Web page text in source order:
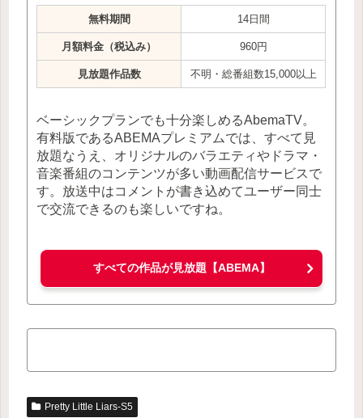
無料期間 14日間
月額料金（税込み） 960円
見放題作品数 不明・総番組数15,000以上
ベーシックプランでも十分楽しめるAbemaTV。
有料版であるABEMAプレミアムでは、すべて見
放題なうえ、オリジナルのバラエティやドラマ・
音楽番組のコンテンツが多い動画配信サービスで
す。放送中はコメントが書き込めてユーザー同士
で交流できるのも楽しいですね。
すべての作品が見放題【ABEMA】
Pretty Little Liars-S5